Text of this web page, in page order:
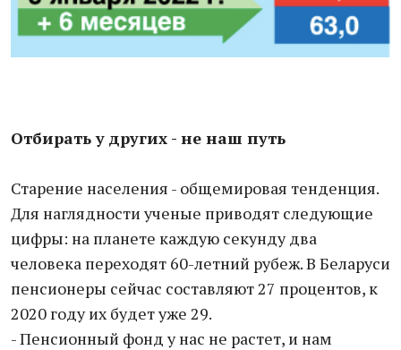
Отбирать у других - не наш путь
Старение населения - общемировая тенденция.
Для наглядности ученые приводят следующие
цифры: на планете каждую секунду два
человека переходят 60-летний рубеж. В Беларуси
пенсионеры сейчас составляют 27 процентов, к
2020 году их будет уже 29.
- Пенсионный фонд у нас не растет, и нам